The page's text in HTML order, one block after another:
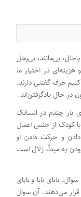
بی‌مانند، بی‌بخل
در اختیار ما
حرف گفتنی دارند.
در حال یادگرفتن‌اند.
چندم در انسانک
کودک از جنس اعمال
و حرکت دادن او
به مبدأ، زلال است
بابای بابا و بابای
قرار می‌دهند. آن سوال